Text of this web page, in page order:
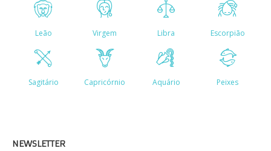
NEWSLETTER